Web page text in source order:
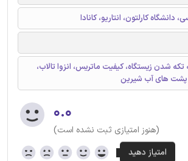
کارلتون، انتاریو، کانادا
تکه شدن زیستگاه، کیفیت ماتریس، انزوا تالاب،
پشت های آب شیرین
۰.۰
(هنوز امتیازی ثبت نشده است)